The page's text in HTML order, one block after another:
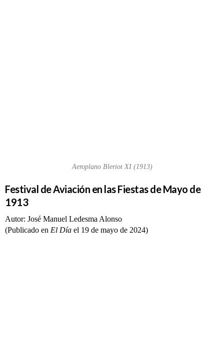
Aeroplano Bleriot XI (1913)
Festival de Aviación en las Fiestas de Mayo de
1913
Autor: José Manuel Ledesma Alonso
(Publicado en El Día el 19 de mayo de 2024)